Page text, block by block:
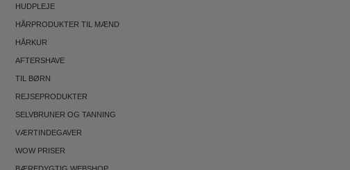
HUDPLEJE
HÅRPRODUKTER TIL MÆND
HÅRKUR
AFTERSHAVE
TIL BØRN
REJSEPRODUKTER
SELVBRUNER OG TANNING
VÆRTINDEGAVER
WOW PRISER